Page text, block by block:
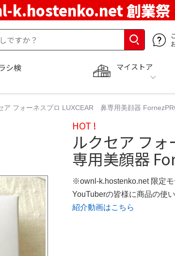
k.hostenko.net 創業祭
マイストア
シ検
ア フォーネスプロ LUXCEAR 鼻専用美顔器
HOT !
ルクセア フ
専用美顔器
※ownl-k.hostenko.net 限定
YouTuberの皆様に商品の使
紹介動画はこちら